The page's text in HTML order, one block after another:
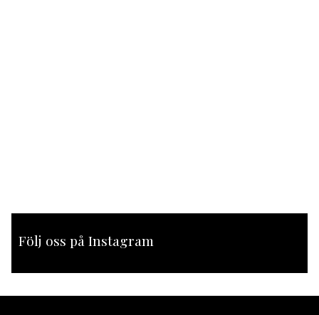
Följ oss på Instagram